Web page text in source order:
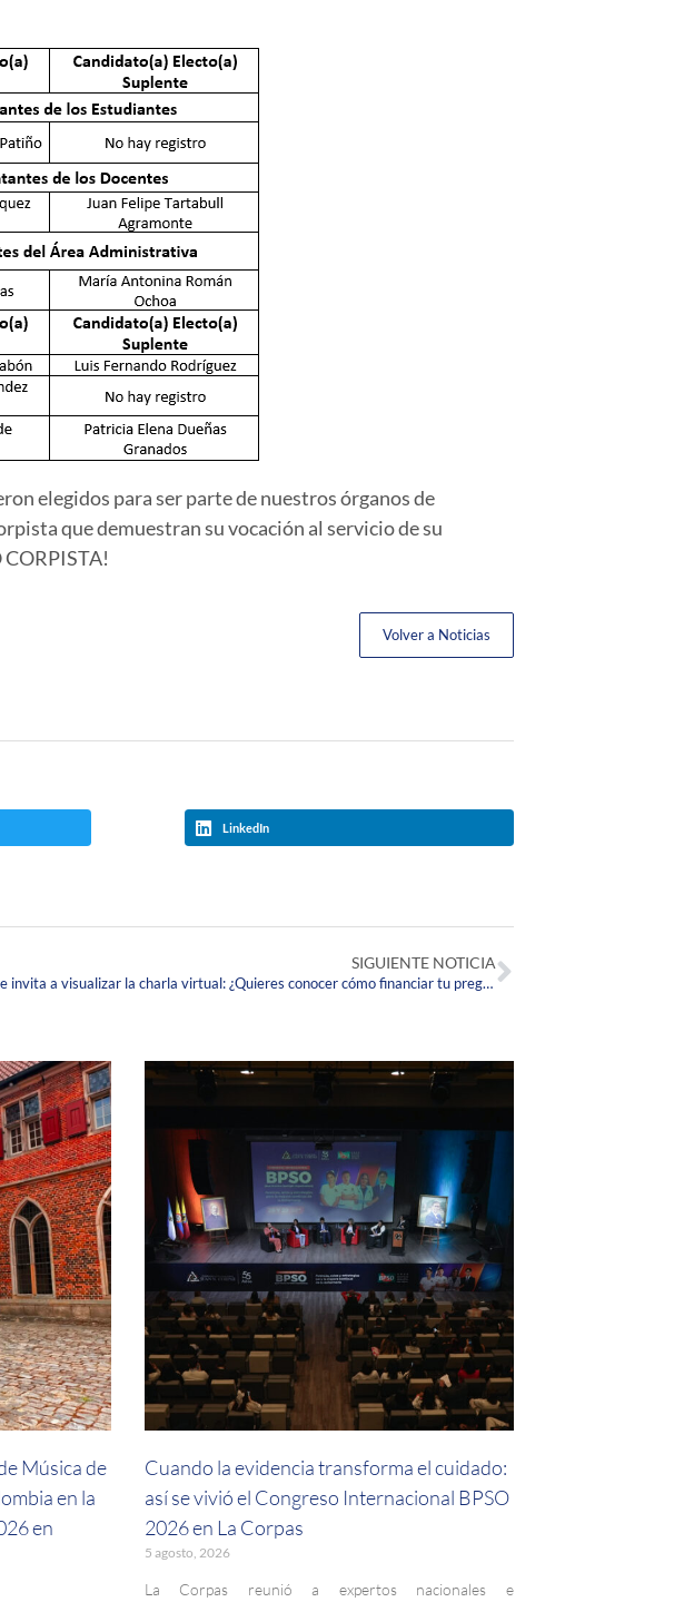
elegidos para ser parte de nuestros órganos de
que demuestran su vocación al servicio de su
CORPISTA!
Volver a Noticias
LinkedIn
SIGUIENTE NOTICIA
La Corpas te invita a visualizar la charla virtual: ¿Quieres conocer cómo financiar tu pregrado y posgrado?
Música de
en la
en
Cuando la evidencia transforma el cuidado:
así se vivió el Congreso Internacional BPSO
2026 en La Corpas
5 agosto, 2026
La Corpas reunió a expertos nacionales e